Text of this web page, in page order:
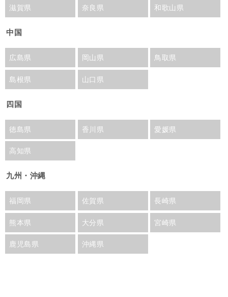
滋賀県 奈良県 和歌山県
中国
広島県 岡山県 鳥取県
島根県 山口県
四国
徳島県 香川県 愛媛県
高知県
九州・沖縄
福岡県 佐賀県 長崎県
熊本県 大分県 宮崎県
鹿児島県 沖縄県